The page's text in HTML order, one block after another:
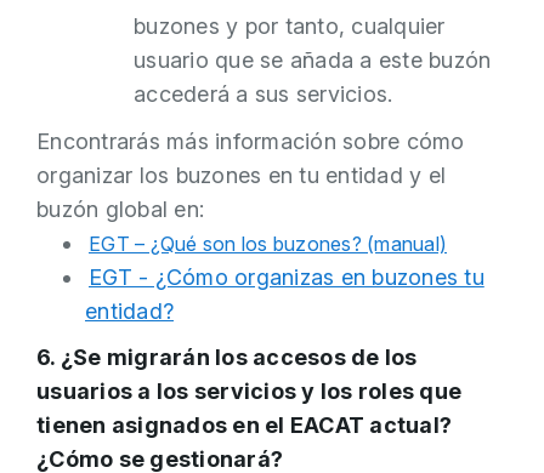
buzones y por tanto, cualquier
usuario que se añada a este buzón
accederá a sus servicios.
Encontrarás más información sobre cómo
organizar los buzones en tu entidad y el
buzón global en:
EGT – ¿Qué son los buzones? (manual)
EGT - ¿Cómo organizas en buzones tu
entidad?
6. ¿Se migrarán los accesos de los
usuarios a los servicios y los roles que
tienen asignados en el EACAT actual?
¿Cómo se gestionará?